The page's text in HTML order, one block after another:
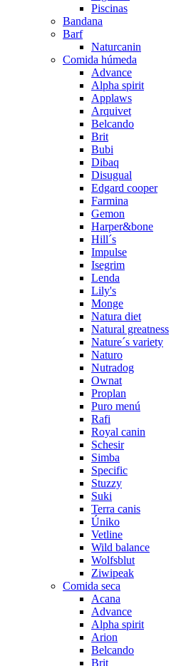
Piscinas
Bandana
Barf
Naturcanin
Comida húmeda
Advance
Alpha spirit
Applaws
Arquivet
Belcando
Brit
Bubi
Dibaq
Disugual
Edgard cooper
Farmina
Gemon
Harper&bone
Hill´s
Impulse
Isegrim
Lenda
Lily's
Monge
Natura diet
Natural greatness
Nature´s variety
Naturo
Nutradog
Ownat
Proplan
Puro menú
Rafi
Royal canin
Schesir
Simba
Specific
Stuzzy
Suki
Terra canis
Úniko
Vetline
Wild balance
Wolfsblut
Ziwipeak
Comida seca
Acana
Advance
Alpha spirit
Arion
Belcando
Brit